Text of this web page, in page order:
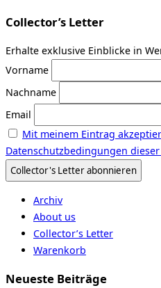
Collector’s Letter
Erhalte exklusive Einblicke in
Vorname
Nachname
Email
Mit meinem Eintrag
Datenschutzbedingungen dieser
Archiv
About us
Collector’s Letter
Warenkorb
Neueste Beiträge